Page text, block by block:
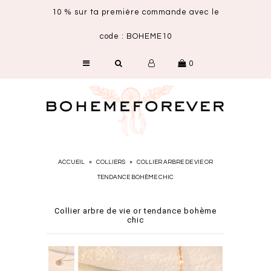
10 % sur ta première commande avec le
code : BOHEME10
0
ACCUEIL » COLLIERS » COLLIER ARBRE DE VIE OR
TENDANCE BOHÈME CHIC
Collier arbre de vie or tendance bohème
chic
CARTE CADEAU